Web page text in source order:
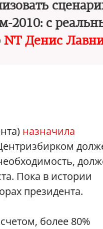
2010: с
NT Денис
назначила
Пока в истории
президента.
более 80%